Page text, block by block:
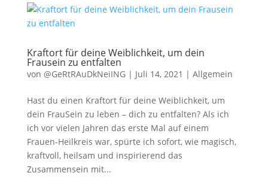
Kraftort für deine Weiblichkeit, um dein
Frausein zu entfalten
von @GeRtRAuDkNeiING| Juli 14, 2021 | Allgemein
Hast du einen Kraftort für deine Weiblichkeit, um
dein FrauSein zu leben – dich zu entfalten? Als ich
ich vor vielen Jahren das erste Mal auf einem
Frauen-Heilkreis war, spürte ich sofort, wie magisch,
kraftvoll, heilsam und inspirierend das
Zusammensein mit...